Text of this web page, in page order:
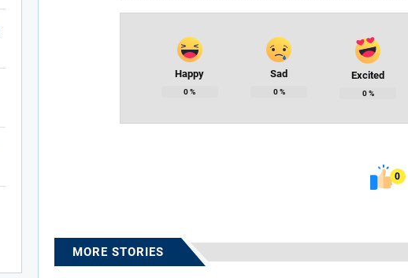
Happy
0%
Sad
0%
Excited
0%
0
MORE STORIES